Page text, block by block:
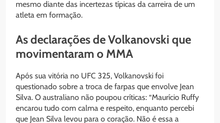
mesmo diante das incertezas típicas da carreira de um
atleta em formação.
As declarações de Volkanovski que
movimentaram o MMA
Após sua vitória no UFC 325, Volkanovski foi
questionado sobre a troca de farpas que envolve Jean
Silva. O australiano não poupou críticas: “Maurício Ruffy
encarou tudo com calma e respeito, enquanto percebi
que Jean Silva levou para o coração. Não é essa a